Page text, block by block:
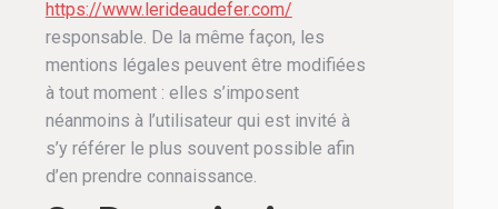
https://www.lerideaudefer.com/
responsable. De la même façon, les
mentions légales peuvent être modifiées
à tout moment : elles s’imposent
néanmoins à l’utilisateur qui est invité à
s’y référer le plus souvent possible afin
d’en prendre connaissance.